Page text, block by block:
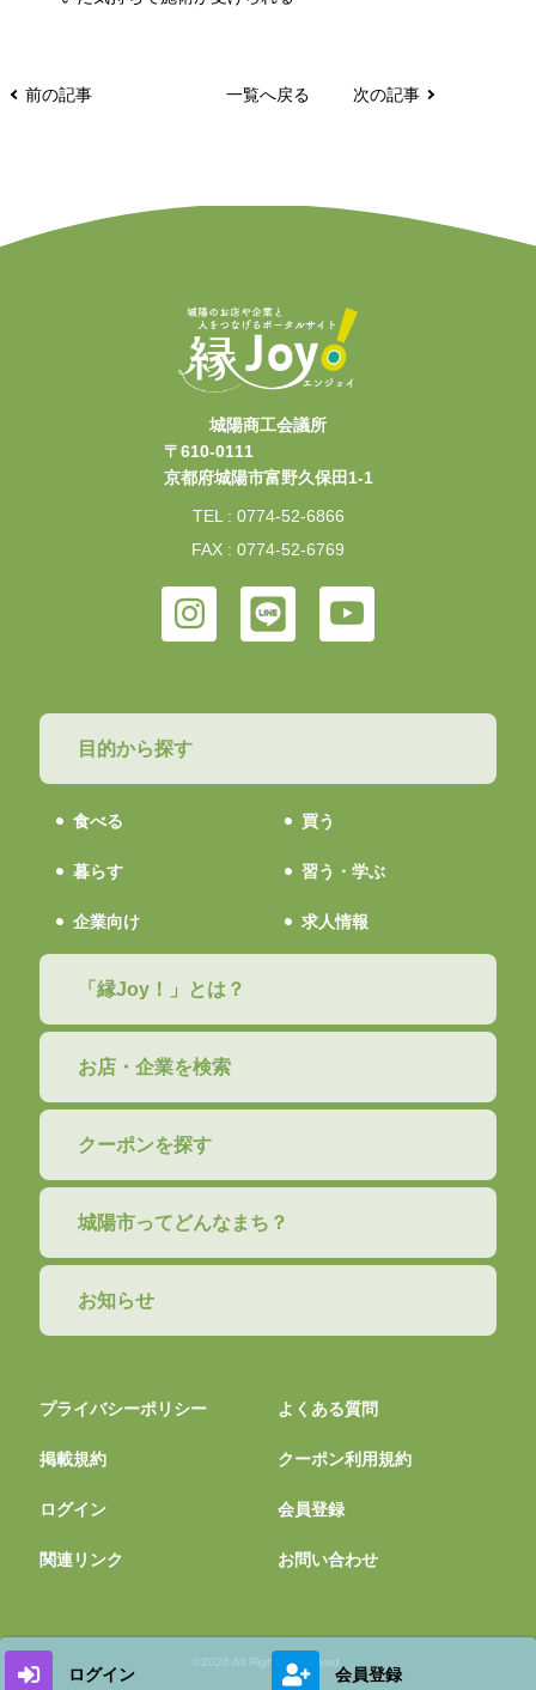
ログイン 会員登録
前の記事 一覧へ戻る 次の記事
城陽商工会議所
〒610-0111
京都府城陽市富野久保田1-1
TEL : 0774-52-6866
FAX : 0774-52-6769
目的から探す
食べる 買う
暮らす 習う・学ぶ
企業向け 求人情報
「縁Joy！」とは？
お店・企業を検索
クーポンを探す
城陽市ってどんなまち？
お知らせ
プライバシーポリシー よくある質問
掲載規約 クーポン利用規約
ログイン 会員登録
関連リンク お問い合わせ
©︎2026 All Rights Reserved.